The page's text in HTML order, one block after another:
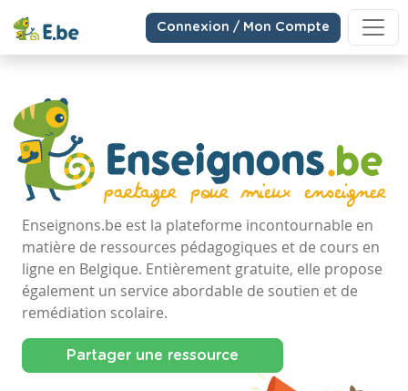
Connexion / Mon Compte
Enseignons.be est la plateforme incontournable en
matière de ressources pédagogiques et de cours en
ligne en Belgique. Entièrement gratuite, elle propose
également un service abordable de soutien et de
remédiation scolaire.
Partager une ressource